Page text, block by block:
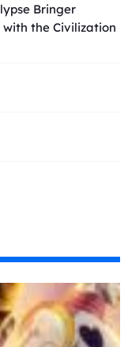
Bringer
with the Civilization